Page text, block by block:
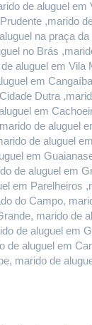
de aluguel
,marido
na praça
no Brás
aluguel em
em
Dutra
em
de
de aluguel
em
de aluguel em
em
do Campo,
marido
de aluguel em
aluguel em
marido de